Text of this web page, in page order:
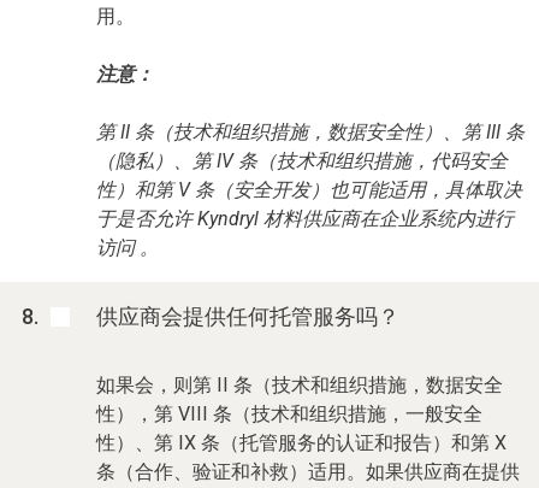
用。
注意：
第 II 条（技术和组织措施，数据安全性）、第 III 条
（隐私）、第 IV 条（技术和组织措施，代码安全
性）和第 V 条（安全开发）也可能适用，具体取决
于是否允许 Kyndryl 材料供应商在企业系统内进行
访问 。
供应商会提供任何托管服务吗？
如果会，则第 II 条（技术和组织措施，数据安全
性），第 VIII 条（技术和组织措施，一般安全
性）、第 IX 条（托管服务的认证和报告）和第 X
条（合作、验证和补救）适用。如果供应商在提供